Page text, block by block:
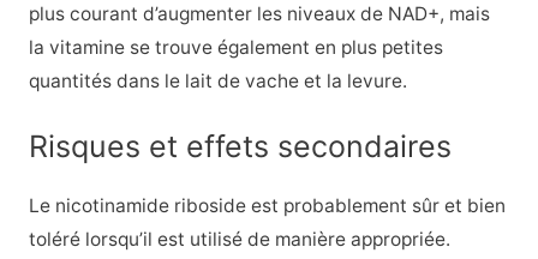
plus courant d’augmenter les niveaux de NAD+, mais
la vitamine se trouve également en plus petites
quantités dans le lait de vache et la levure.
Risques et effets secondaires
Le nicotinamide riboside est probablement sûr et bien
toléré lorsqu’il est utilisé de manière appropriée.